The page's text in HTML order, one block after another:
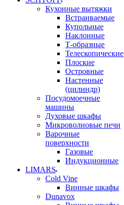
Кухонные вытяжки
Встраиваемые
Купольные
Наклонные
Т-образные
Телескопические
Плоские
Островные
Настенные
(цилиндр)
Посудомоечные
машины
Духовые шкафы
Микроволновые печи
Варочные
поверхности
Газовые
Индукционные
LIMARS
Cold Vine
Винные шкафы
Dunavox